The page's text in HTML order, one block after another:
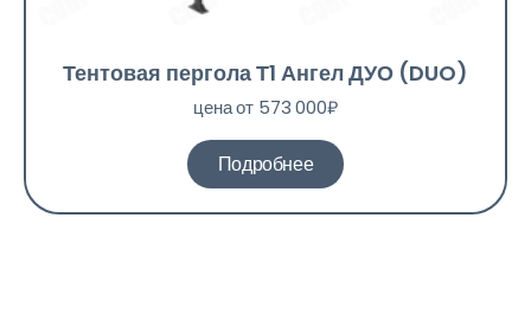
Тентовая пергола Т1 Ангел ДУО (DUO)
цена от 573 000₽
Подробнее